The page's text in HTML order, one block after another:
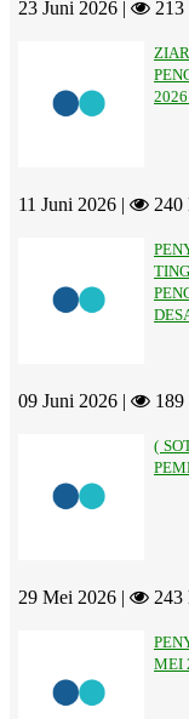
23 Juni 2026 |
11 Juni 2026 | 240
09 Juni 2026 |
(
29 Mei 2026 | 243
MEI